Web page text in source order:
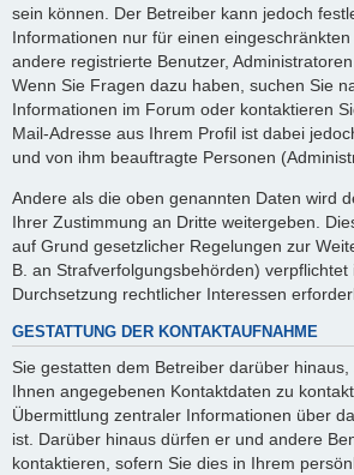
sein können. Der Betreiber kann jedoch
Informationen nur für einen eingeschränkten
andere registrierte Benutzer,
Wenn Sie Fragen dazu haben, suchen Sie
Informationen im Forum oder kontaktieren
Mail-Adresse aus Ihrem Profil ist dabei
und von ihm beauftragte Personen
Andere als die oben genannten Daten wird
Ihrer Zustimmung an Dritte weitergeben.
auf Grund gesetzlicher Regelungen zur
B. an Strafverfolgungsbehörden)
Durchsetzung rechtlicher Interessen
GESTATTUNG DER KONTAKTAUFNAHME
Sie gestatten dem Betreiber darüber
Ihnen angegebenen Kontaktdaten zu
Übermittlung zentraler Informationen über
ist. Darüber hinaus dürfen er und andere
kontaktieren, sofern Sie dies in Ihrem